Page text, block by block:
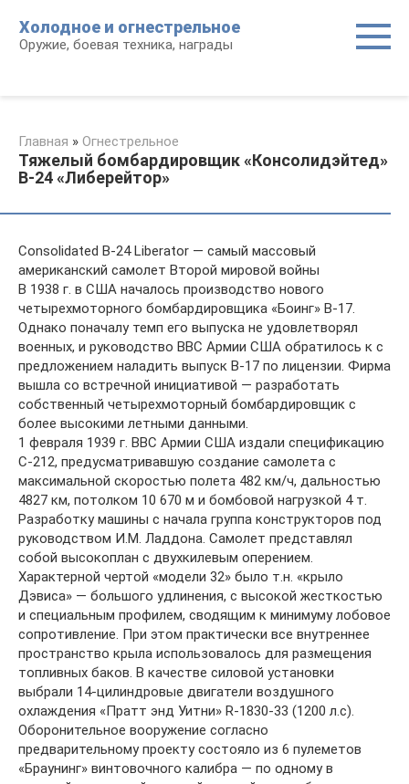
контенту
Холодное и огнестрельное
Оружие, боевая техника, награды
Главная » Огнестрельное
Тяжелый бомбардировщик «Консолидэйтед»
B-24 «Либерейтор»
Consolidated B-24 Liberator — cамый массовый
американский самолет Второй мировой войны
В 1938 г. в США началось производство нового
четырехмоторного бомбардировщика «Боинг» В-17.
Однако поначалу темп его выпуска не удовлетворял
военных, и руководство ВВС Армии США обратилось к с
предложением наладить выпуск В-17 по лицензии. Фирма
вышла со встречной инициативой — разработать
собственный четырехмоторный бомбардировщик с
более высокими летными данными.
1 февраля 1939 г. ВВС Армии США издали спецификацию
С-212, предусматривавшую создание самолета с
максимальной скоростью полета 482 км/ч, дальностью
4827 км, потолком 10 670 м и бомбовой нагрузкой 4 т.
Разработку машины с начала группа конструкторов под
руководством И.М. Ладдона. Самолет представлял
собой высокоплан с двухкилевым оперением.
Характерной чертой «модели 32» было т.н. «крыло
Дэвиса» — большого удлинения, с высокой жесткостью
и специальным профилем, сводящим к минимуму лобовое
сопротивление. При этом практически все внутреннее
пространство крыла использовалось для размещения
топливных баков. В качестве силовой установки
выбрали 14-цилиндровые двигатели воздушного
охлаждения «Пратт энд Уитни» R-1830-33 (1200 л.с).
Оборонительное вооружение согласно
предварительному проекту состояло из 6 пулеметов
«Браунинг» винтовочного калибра — по одному в